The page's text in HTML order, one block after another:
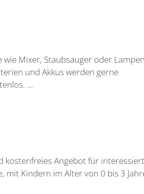
Mixer, Staubsauger oder
und Akkus werden gerne
...
kostenfreies Angebot für
Kindern im Alter von 0 bis 3